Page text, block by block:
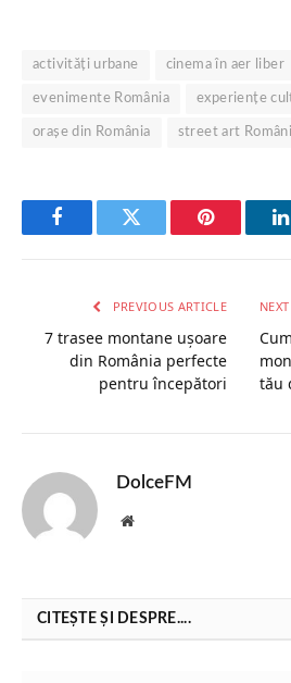
activități urbane cinema în aer liber
evenimente România experiențe
orașe din România street art
FacebookTwitter Pinterest
PREVIOUS ARTICLE
7 trasee montane ușoare
din România perfecte
pentru începători
tău
DolceFM
Website
CITEȘTE ȘI DESPRE....